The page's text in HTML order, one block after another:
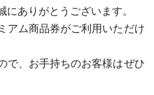
ありがとうございます。
アム商品券がご利用いただけ
で、お手持ちのお客様はぜひ